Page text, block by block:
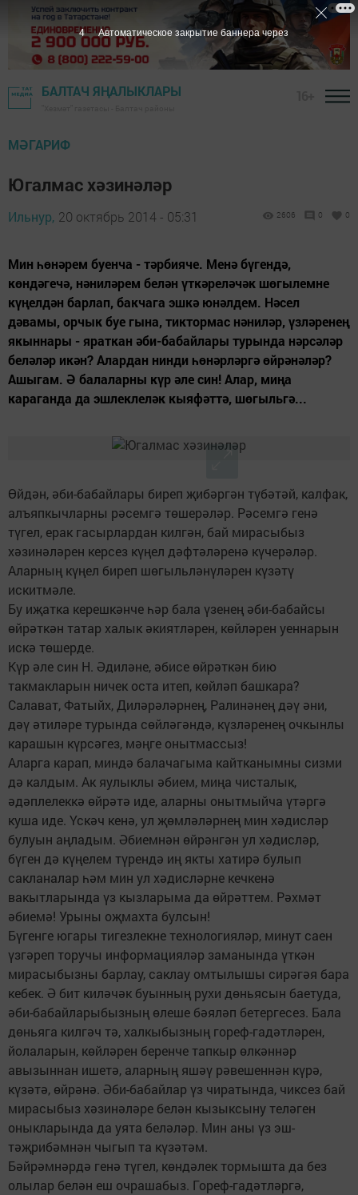
БАЛТАЧ ЯҢАЛЫКЛАРЫ
МӘГАРИФ
Югалмас хәзинәләр
Ильнур, 20 октябрь 2014 - 05:31 2606 0 0
Мин һөнәрем буенча - тәрбияче. Менә бүгендә,
көндәгечә, нәниләрем белән үткәреләчәк шөгылемне
күңелдән барлап, бакчага эшкә юнәлдем. Нәсел
дәвамы, орчык буе гына, тиктормас нәниләр, үзләренең
якыннары - яраткан әби-бабайлары турында нәрсәләр
беләләр икән? Алардан нинди һөнәрләргә өйрәнәләр?
Ашыгам. Ә балаларны күр әле син! Алар, миңа
караганда да эшлеклеләк кыяфәттә, шөгыльгә...
Өйдән, әби-бабайлары биреп җибәргән түбәтәй, калфак,
алъяпкычларны рәсемгә төшерәләр. Рәсемгә генә
түгел, ерак гасырлардан килгән, бай мирасыбыз
хәзинәләрен керсез күңел дәфтәләренә күчерәләр.
Аларның күңел биреп шөгыльләнүләрен күзәтү
искитмәле.
Бу иҗатка керешкәнче һәр бала үзенең әби-бабайсы
өйрәткән татар халык әкиятләрен, көйләрен уеннарын
искә төшерде.
Күр әле син Н. Әдиләне, әбисе өйрәткән бию
такмакларын ничек оста итеп, көйләп башкара?
Салават, Фатыйх, Диләрәләрнең, Ралинәнең дәү әни,
дәү әтиләре турында сөйләгәндә, күзләренең очкынлы
карашын күрсәгез, мәңге онытмассыз!
Аларга карап, миндә балачагыма кайтканымны сизми
дә калдым. Ак яулыклы әбием, миңа чисталык,
әдәплелеккә өйрәтә иде, аларны онытмыйча үтәргә
куша иде. Үскәч кенә, ул җөмләләрнең мин хәдисләр
булуын аңладым. Әбиемнән өйрәнгән ул хәдисләр,
бүген дә күңелем түрендә иң якты хатирә булып
сакланалар һәм мин ул хәдисләрне кечкенә
вакытларында үз кызларыма да өйрәттем. Рәхмәт
әбиемә! Урыны оҗмахта булсын!
Бүгенге югары тигезлекне технологияләр, минут саен
үзгәреп торучы информацияләр заманында үткән
мирасыбызны барлау, саклау омтылышы сирәгәя бара
кебек. Ә бит киләчәк буынның рухи дөньясын баетуда,
әби-бабайларыбызның өлеше бәяләп бетергесез. Бала
дөньяга килгәч тә, халкыбызның гореф-гадәтләрен,
йолаларын, көйләрен беренче тапкыр өлкәннәр
авызыннан ишетә, аларның яшәү рәвешеннән күрә,
күзәтә, өйрәнә. Әби-бабайлар үз чиратында, чиксез бай
мирасыбыз хәзинәләре белән кызыксыну теләген
оныкларында да уята беләләр. Мин аны үз эш-
тәҗрибәмнән чыгып та күзәтәм.
Бәйрәмнәрдә генә түгел, көндәлек тормышта да без
олылар белән еш очрашабыз. Гореф-гадәтләргә,
3 Автоматическое закрытие баннера через